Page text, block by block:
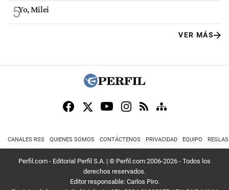
5Yo, Milei
VER MÁS
CANALES RSS QUIENES SOMOS CONTÁCTENOS PRIVACIDAD EQUIPO
Perfil.com - Editorial Perfil S.A. | © Perfil.com 2006-2026 - Todos los
derechos reservados.
Editor responsable: Carlos Piro.